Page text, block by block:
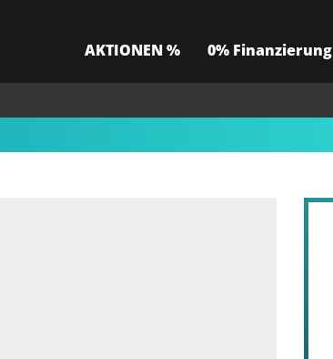
AKTIONEN % 0% Finanzierung